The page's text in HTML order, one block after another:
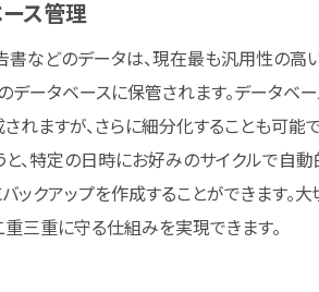
ス管理
書などのデータは、現在最も汎用性の
データベースに保管されます。データベ
れますが、さらに細分化することも可能で
、特定の日時にお好みのサイクルで自
ックアップを作成することができます。
三重に守る仕組みを実現できます。